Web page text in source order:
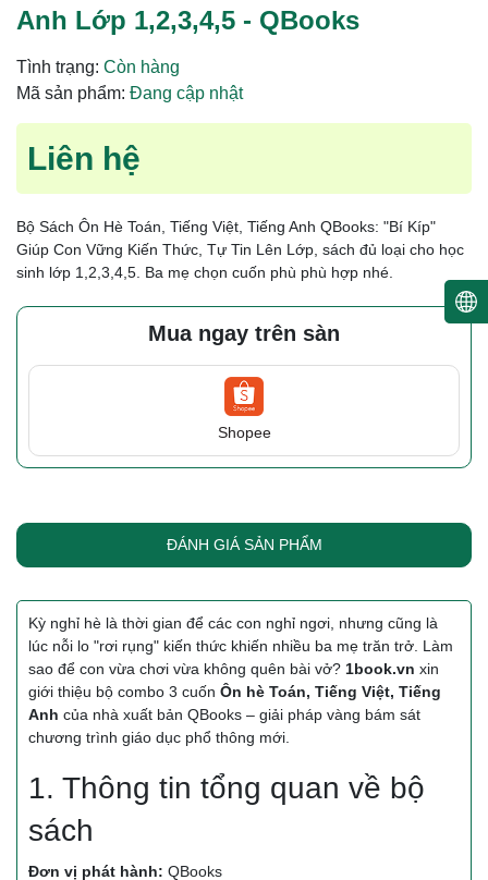
Anh Lớp 1,2,3,4,5 - QBooks
Tình trạng: Còn hàng
Mã sản phẩm: Đang cập nhật
Liên hệ
Bộ Sách Ôn Hè Toán, Tiếng Việt, Tiếng Anh QBooks: "Bí Kíp"
Giúp Con Vững Kiến Thức, Tự Tin Lên Lớp, sách đủ loại cho học
sinh lớp 1,2,3,4,5. Ba mẹ chọn cuốn phù phù hợp nhé.
Mua ngay trên sàn
Shopee
ĐÁNH GIÁ SẢN PHẨM
Kỳ nghỉ hè là thời gian để các con nghỉ ngơi, nhưng cũng là
lúc nỗi lo "rơi rụng" kiến thức khiến nhiều ba mẹ trăn trở. Làm
sao để con vừa chơi vừa không quên bài vở? 1book.vn xin
giới thiệu bộ combo 3 cuốn Ôn hè Toán, Tiếng Việt, Tiếng
Anh của nhà xuất bản QBooks – giải pháp vàng bám sát
chương trình giáo dục phổ thông mới.
1. Thông tin tổng quan về bộ
sách
Đơn vị phát hành: QBooks